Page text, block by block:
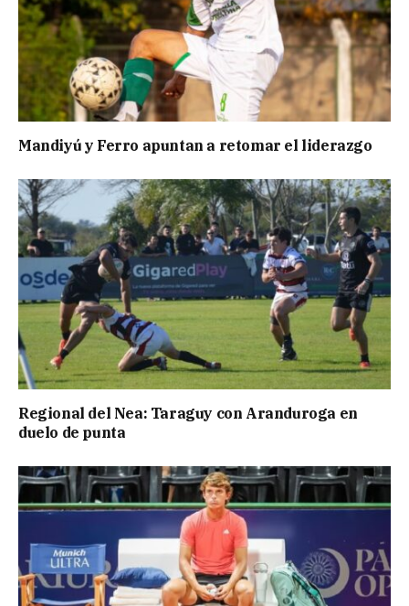
Mandiyú y Ferro apuntan a retomar el liderazgo
Regional del Nea: Taraguy con Aranduroga en
duelo de punta